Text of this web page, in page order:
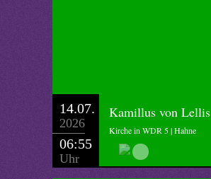
14.07.
2026
06:55
Uhr
Kamillus von Lellis
Kirche in WDR 5 | Hahne